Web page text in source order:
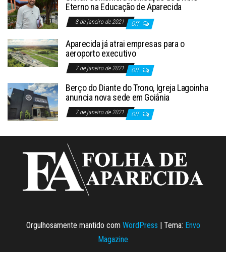
Eterno na Educação de Aparecida
8 de janeiro de 2021 Off
Aparecida já atrai empresas para o
aeroporto executivo
7 de janeiro de 2021 Off
Berço do Diante do Trono, Igreja Lagoinha
anuncia nova sede em Goiânia
7 de janeiro de 2021 Off
Orgulhosamente mantido com WordPress Tema: Envo
Magazine